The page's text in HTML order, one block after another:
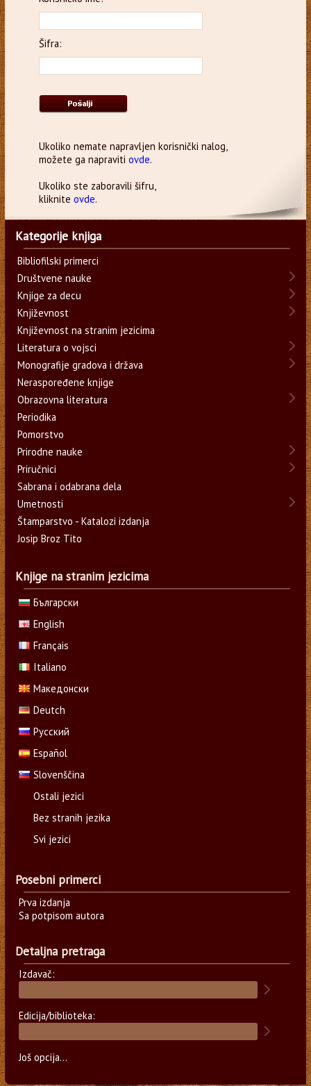
Šifra:
Ukoliko nemate napravljen korisnički nalog,
možete ga napraviti ovde.
Ukoliko ste zaboravili šifru,
kliknite ovde.
Kategorije knjiga
Bibliofilski primerci
Društvene nauke
Knjige za decu
Književnost
Književnost na stranim jezicima
Literatura o vojsci
Monografije gradova i država
Neraspoređene knjige
Obrazovna literatura
Periodika
Pomorstvo
Prirodne nauke
Priručnici
Sabrana i odabrana dela
Umetnosti
Štamparstvo - Katalozi izdanja
Josip Broz Tito
Knjige na stranim jezicima
Български
English
Français
Italiano
Македонски
Deutch
Русский
Español
Slovenščina
Ostali jezici
Bez stranih jezika
Svi jezici
Posebni primerci
Prva izdanja
Sa potpisom autora
Detaljna pretraga
Izdavač:
Edicija/biblioteka:
Još opcija...